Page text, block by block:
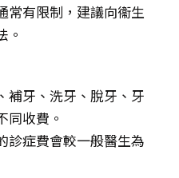
常有限制，建議向衞生
。
補牙、洗牙、脫牙、牙
同收費。
診症費會較一般醫生為